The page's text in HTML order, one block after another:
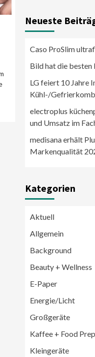
Neueste
Caso ProSlim
Bild hat die
LG feiert 10 Jahre
Kühl-/
electroplus
und Umsatz im
medisana erhält
Markenqualität
Kategorien
Aktuell
Allgemein
Background
Beauty + Wellness
E-Paper
Energie/Licht
Großgeräte
Kaffee + Food
Kleingeräte